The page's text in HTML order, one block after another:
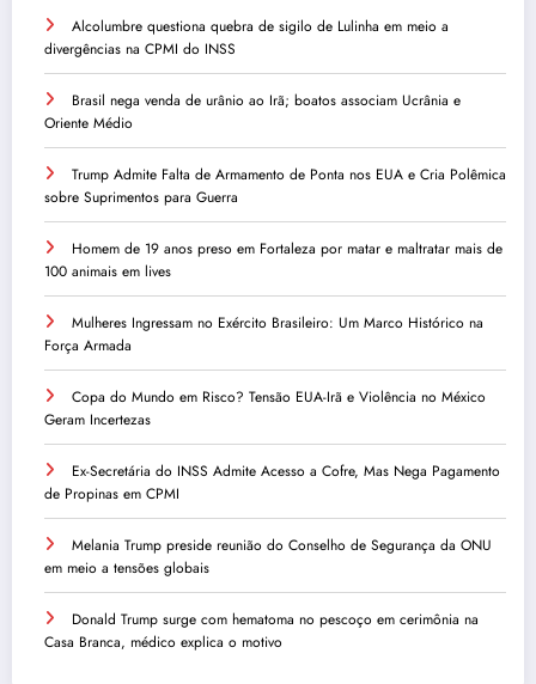
Alcolumbre questiona quebra de sigilo de Lulinha em meio a
divergências na CPMI do INSS
Brasil nega venda de urânio ao Irã; boatos associam Ucrânia e
Oriente Médio
Trump Admite Falta de Armamento de Ponta nos EUA e Cria Polêmica
sobre Suprimentos para Guerra
Homem de 19 anos preso em Fortaleza por matar e maltratar mais de
100 animais em lives
Mulheres Ingressam no Exército Brasileiro: Um Marco Histórico na
Força Armada
Copa do Mundo em Risco? Tensão EUA-Irã e Violência no México
Geram Incertezas
Ex-Secretária do INSS Admite Acesso a Cofre, Mas Nega Pagamento
de Propinas em CPMI
Melania Trump preside reunião do Conselho de Segurança da ONU
em meio a tensões globais
Donald Trump surge com hematoma no pescoço em cerimônia na
Casa Branca, médico explica o motivo